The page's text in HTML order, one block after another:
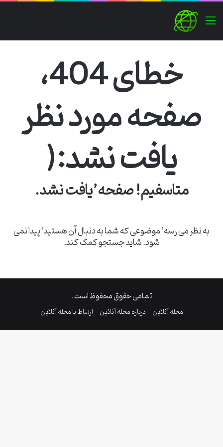
منو
خطای 404،
صفحه مورد نظر
یافت نشد:(
متاسفیم! صفحه’یافت نشد.
به نظر می رسه’ موضوعی که شما به دنبال آن هستید’ پیدا نمی
شود. شاید جستجو کمک کند.
تمامی حقوق محفوظ است.
مجله آنلاین درباره مجله آنلاین ارتباط با مجله آنلاین